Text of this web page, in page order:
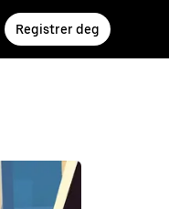
Registrer deg